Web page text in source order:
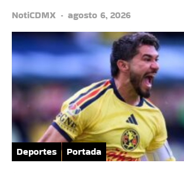
NotiCDMX
agosto 6, 2026
Deportes Portada